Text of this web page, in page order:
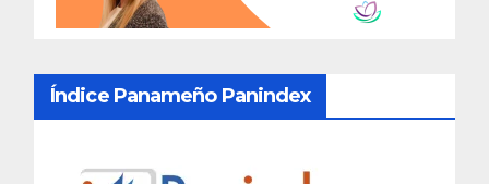
Índice Panameño Panindex